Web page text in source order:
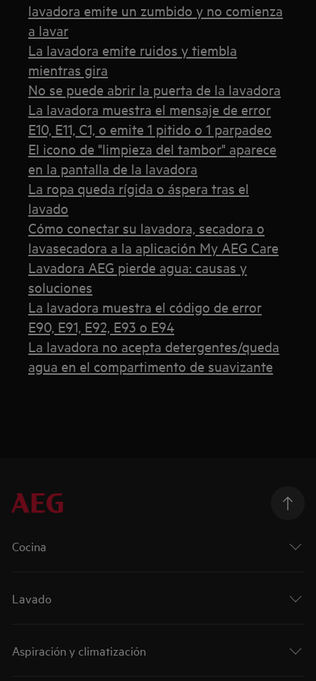
lavadora emite un zumbido y no comienza
a lavar
La lavadora emite ruidos y tiembla
mientras gira
No se puede abrir la puerta de la lavadora
La lavadora muestra el mensaje de error
E10, E11, C1, o emite 1 pitido o 1 parpadeo
El icono de "limpieza del tambor" aparece
en la pantalla de la lavadora
La ropa queda rígida o áspera tras el
lavado
Cómo conectar su lavadora, secadora o
lavasecadora a la aplicación My AEG Care
Lavadora AEG pierde agua: causas y
soluciones
La lavadora muestra el código de error
E90, E91, E92, E93 o E94
La lavadora no acepta detergentes/queda
agua en el compartimento de suavizante
Cocina
Lavado
Aspiración y climatización